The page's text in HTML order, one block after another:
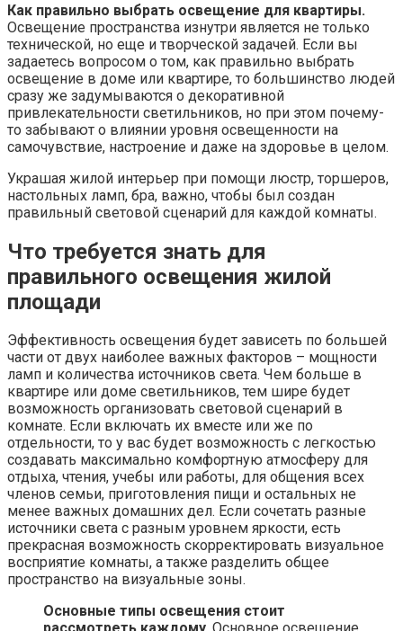
Как правильно выбрать освещение для квартиры.
Освещение пространства изнутри является не только
технической, но еще и творческой задачей. Если вы
задаетесь вопросом о том, как правильно выбрать
освещение в доме или квартире, то большинство людей
сразу же задумываются о декоративной
привлекательности светильников, но при этом почему-
то забывают о влиянии уровня освещенности на
самочувствие, настроение и даже на здоровье в целом.
Украшая жилой интерьер при помощи люстр, торшеров,
настольных ламп, бра, важно, чтобы был создан
правильный световой сценарий для каждой комнаты.
Что требуется знать для
правильного освещения жилой
площади
Эффективность освещения будет зависеть по большей
части от двух наиболее важных факторов – мощности
ламп и количества источников света. Чем больше в
квартире или доме светильников, тем шире будет
возможность организовать световой сценарий в
комнате. Если включать их вместе или же по
отдельности, то у вас будет возможность с легкостью
создавать максимально комфортную атмосферу для
отдыха, чтения, учебы или работы, для общения всех
членов семьи, приготовления пищи и остальных не
менее важных домашних дел. Если сочетать разные
источники света с разным уровнем яркости, есть
прекрасная возможность скорректировать визуальное
восприятие комнаты, а также разделить общее
пространство на визуальные зоны.
Основные типы освещения стоит